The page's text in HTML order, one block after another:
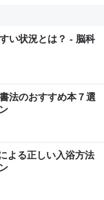
い状況とは？ - 脳科
法のおすすめ本７選
よる正しい入浴方法